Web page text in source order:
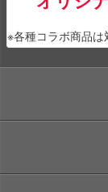
※各種コラボ商品は